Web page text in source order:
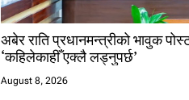
अबेर राति प्रधानमन्त्रीको भावुक
‘कहिलेकाहीँ एक्लै लड्नुपर्छ’
August 8, 2026